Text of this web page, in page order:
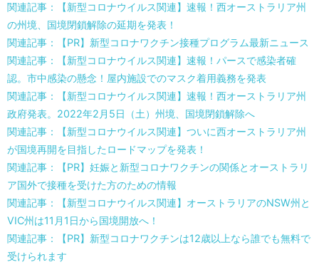
関連記事：【新型コロナウイルス関連】速報！西オーストラリア州
の州境、国境閉鎖解除の延期を発表！
関連記事：【PR】新型コロナワクチン接種プログラム最新ニュース
関連記事：【新型コロナウイルス関連】速報！パースで感染者確
認。市中感染の懸念！屋内施設でのマスク着用義務を発表
関連記事：【新型コロナウイルス関連】速報！西オーストラリア州
政府発表。2022年2月5日（土）州境、国境閉鎖解除へ
関連記事：【新型コロナウイルス関連】ついに西オーストラリア州
が国境再開を目指したロードマップを発表！
関連記事：【PR】妊娠と新型コロナワクチンの関係とオーストラリ
ア国外で接種を受けた方のための情報
関連記事：【新型コロナウイルス関連】オーストラリアのNSW州と
VIC州は11月1日から国境開放へ！
関連記事：【PR】新型コロナワクチンは12歳以上なら誰でも無料で
受けられます